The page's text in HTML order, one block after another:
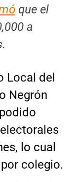
que el
a
Local del
Negrón
lo cual
colegio.